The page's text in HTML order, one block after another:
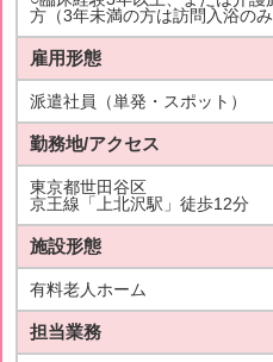
方（3年未満の方は訪問入浴の
雇用形態
派遣社員（単発・スポット）
勤務地/アクセス
東京都世田谷区
京王線「上北沢駅」徒歩12分
施設形態
有料老人ホーム
担当業務